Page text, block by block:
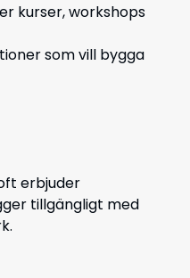
kurser, workshops
som vill bygga
erbjuder
tillgängligt med